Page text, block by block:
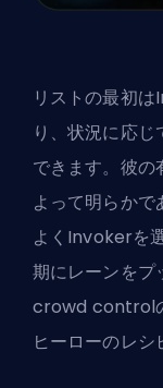
リストの最初
り、状況に応
できます。彼の
よって明らか
よくInvokerを
期にレーンをプ
crowd control
ヒーローのレシ